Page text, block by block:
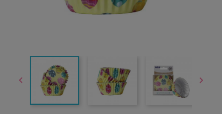
 